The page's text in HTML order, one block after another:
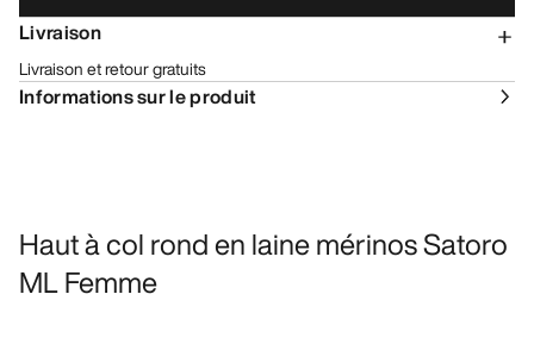
Livraison
Livraison et retour gratuits
Informations sur le produit
Haut à col rond en laine mérinos Satoro
ML Femme